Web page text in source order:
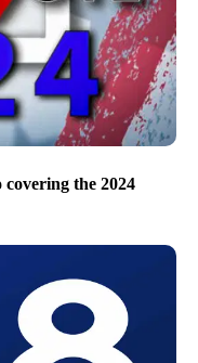
covering the 2024